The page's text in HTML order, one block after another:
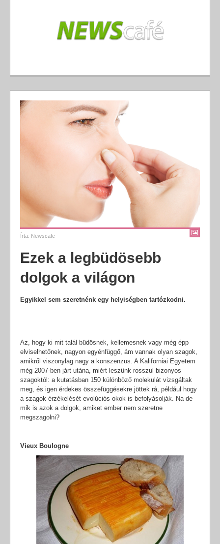
Írta: Newscafe
Ezek a legbüdösebb
dolgok a világon
Egyikkel sem szeretnénk egy helyiségben tartózkodni.
Az, hogy ki mit talál büdösnek, kellemesnek vagy még épp
elviselhetőnek, nagyon egyénfüggő, ám vannak olyan szagok,
amikről viszonylag nagy a konszenzus. A Kaliforniai Egyetem
még 2007-ben járt utána, miért leszünk rosszul bizonyos
szagoktól: a kutatásban 150 különböző molekulát vizsgáltak
meg, és igen érdekes összefüggésekre jöttek rá, például hogy
a szagok érzékelését evolúciós okok is befolyásolják. Na de
mik is azok a dolgok, amiket ember nem szeretne
megszagolni?
Vieux Boulogne